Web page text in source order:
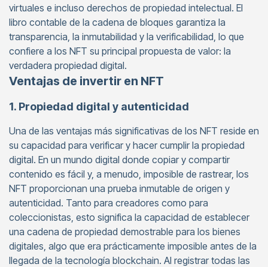
virtuales e incluso derechos de propiedad intelectual. El
libro contable de la cadena de bloques garantiza la
transparencia, la inmutabilidad y la verificabilidad, lo que
confiere a los NFT su principal propuesta de valor: la
verdadera propiedad digital.
Ventajas de invertir en NFT
1. Propiedad digital y autenticidad
Una de las ventajas más significativas de los NFT reside en
su capacidad para verificar y hacer cumplir la propiedad
digital. En un mundo digital donde copiar y compartir
contenido es fácil y, a menudo, imposible de rastrear, los
NFT proporcionan una prueba inmutable de origen y
autenticidad. Tanto para creadores como para
coleccionistas, esto significa la capacidad de establecer
una cadena de propiedad demostrable para los bienes
digitales, algo que era prácticamente imposible antes de la
llegada de la tecnología blockchain. Al registrar todas las